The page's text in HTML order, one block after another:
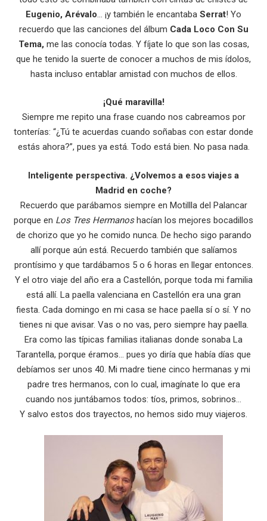
Eugenio, Arévalo… ¡y también le encantaba Serrat! Yo
recuerdo que las canciones del álbum Cada Loco Con Su
Tema, me las conocía todas. Y fíjate lo que son las cosas,
que he tenido la suerte de conocer a muchos de mis ídolos,
hasta incluso entablar amistad con muchos de ellos.
¡Qué maravilla!
Siempre me repito una frase cuando nos cabreamos por
tonterías: “¿Tú te acuerdas cuando soñabas con estar donde
estás ahora?”, pues ya está. Todo está bien. No pasa nada.
Inteligente perspectiva. ¿Volvemos a esos viajes a
Madrid en coche?
Recuerdo que parábamos siempre en Motillla del Palancar
porque en Los Tres Hermanoshacían los mejores bocadillos
de chorizo que yo he comido nunca. De hecho sigo parando
allí porque aún está. Recuerdo también que salíamos
prontísimo y que tardábamos 5 o 6 horas en llegar entonces.
Y el otro viaje del año era a Castellón, porque toda mi familia
está allí. La paella valenciana en Castellón era una gran
fiesta. Cada domingo en mi casa se hace paella sí o sí. Y no
tienes ni que avisar. Vas o no vas, pero siempre hay paella.
Era como las típicas familias italianas donde sonaba La
Tarantella, porque éramos… pues yo diría que había días que
debíamos ser unos 40. Mi madre tiene cinco hermanas y mi
padre tres hermanos, con lo cual, imagínate lo que era
cuando nos juntábamos todos: tíos, primos, sobrinos…
Y salvo estos dos trayectos, no hemos sido muy viajeros.